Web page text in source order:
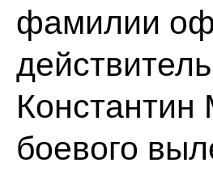
фамилии
боевого